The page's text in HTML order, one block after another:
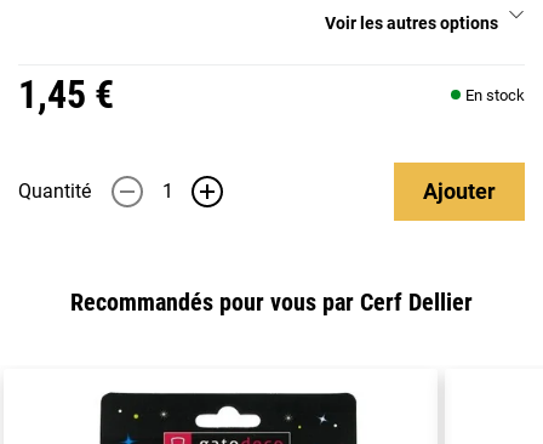
Voir les autres options
1,45 € En stock
Quantité - + Ajouter
Recommandés pour vous par Cerf Dellier